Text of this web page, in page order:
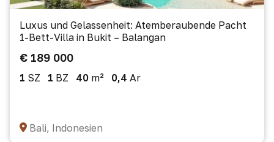
Luxus und Gelassenheit: Atemberaubende Pacht
1-Bett-Villa in Bukit – Balangan
€ 189 000
1 SZ 1 BZ 40 m² 0,4 Ar
Bali, Indonesien